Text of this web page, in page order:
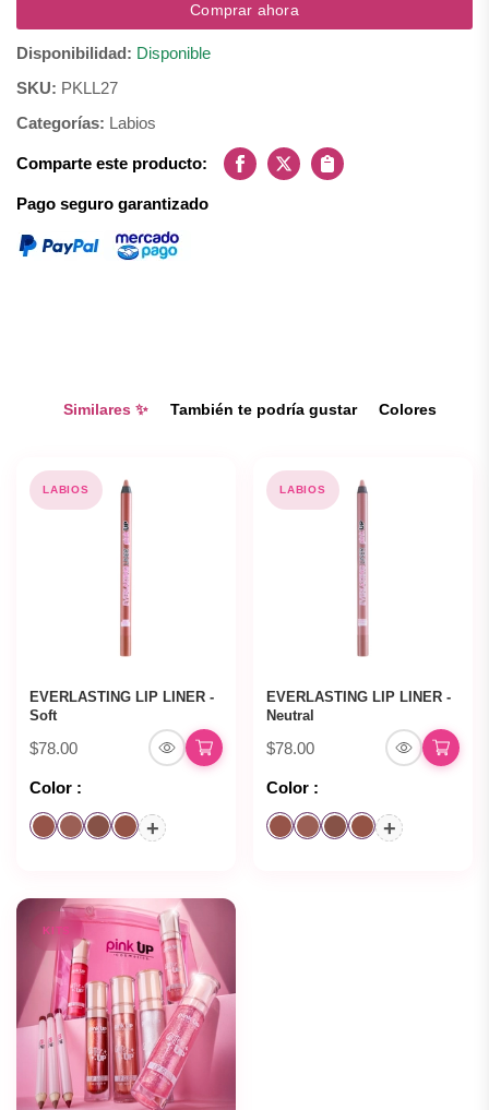
Comprar ahora
Disponibilidad: Disponible
SKU: PKLL27
Categorías: Labios
Comparte este producto: Facebook
X
Copiar
Pago seguro garantizado
Similares ✨ También te podría gustar Colores
LABIOS
EVERLASTING LIP LINER -
Soft
$78.00
Color :
+
LABIOS
EVERLASTING LIP LINER -
Neutral
$78.00
Color :
+
KITS